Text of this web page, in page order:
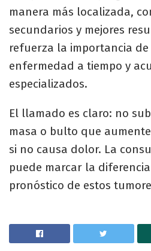
manera más localizada,
secundarios y mejores
refuerza la importancia
enfermedad a tiempo y
especializados.
El llamado es claro: no
masa o bulto que
si no causa dolor. La
puede marcar la
pronóstico de estos